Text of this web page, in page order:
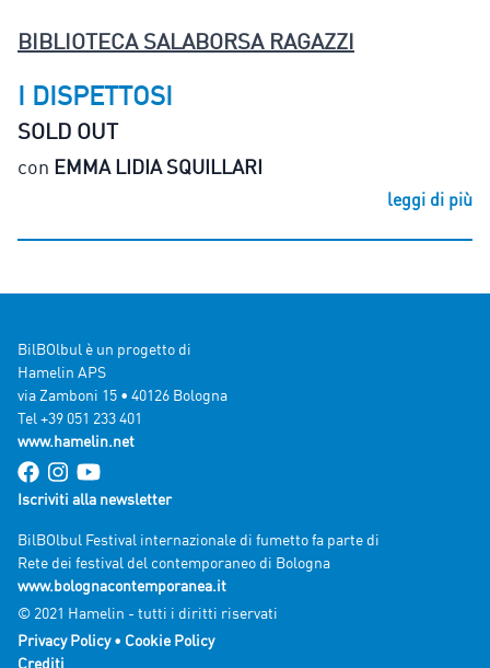
BIBLIOTECA SALABORSA RAGAZZI
I DISPETTOSI
SOLD OUT
con EMMA LIDIA SQUILLARI
leggi di più
BilBOlbul è un progetto di
Hamelin APS
via Zamboni 15 • 40126 Bologna
Tel +39 051 233 401
www.hamelin.net
Iscriviti alla newsletter
BilBOlbul Festival internazionale di fumetto fa parte di
Rete dei festival del contemporaneo di Bologna
www.bolognacontemporanea.it
© 2021 Hamelin - tutti i diritti riservati
Privacy Policy• Cookie Policy
Crediti